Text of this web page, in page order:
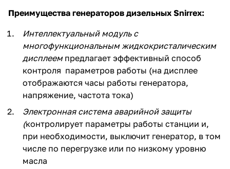
Преимущества генераторов дизельных Snirrex:
Интеллектуальный модуль с
многофункциональным жидкокристалическим
дисплеемпредлагает эффективный способ
контроля параметров работы (на дисплее
отображаются часы работы генератора,
напряжение, частота тока)
Электронная система аварийной защиты
(контролирует параметры работы станции и,
при необходимости, выключит генератор, в том
числе по перегрузке или по низкому уровню
масла
недели
plait.ru